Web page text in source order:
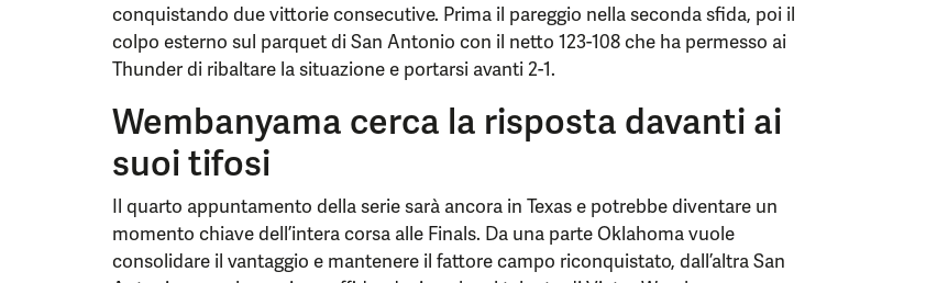
conquistando due vittorie consecutive. Prima il pareggio nella seconda sfida, poi il
colpo esterno sul parquet di San Antonio con il netto 123-108 che ha permesso ai
Thunder di ribaltare la situazione e portarsi avanti 2-1.
Wembanyama cerca la risposta davanti ai
suoi tifosi
Il quarto appuntamento della serie sarà ancora in Texas e potrebbe diventare un
momento chiave dell’intera corsa alle Finals. Da una parte Oklahoma vuole
consolidare il vantaggio e mantenere il fattore campo riconquistato, dall’altra San